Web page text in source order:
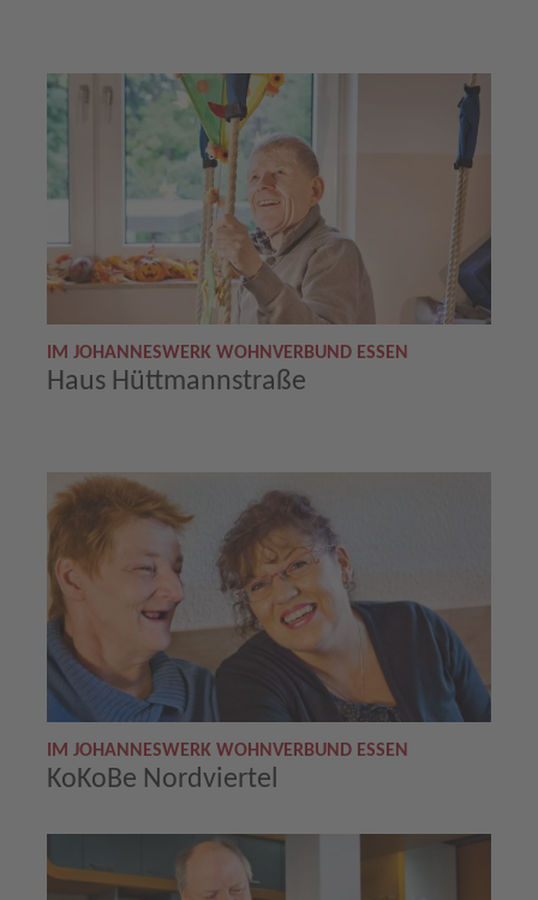
IM JOHANNESWERK WOHNVERBUND ESSEN
Haus Hüttmannstraße
IM JOHANNESWERK WOHNVERBUND ESSEN
KoKoBe Nordviertel